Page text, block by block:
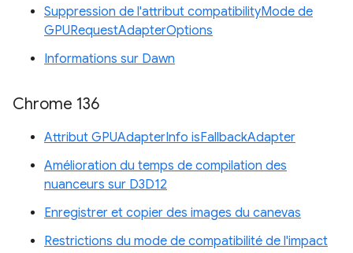
Suppression de l'attribut compatibilityMode de
GPURequestAdapterOptions
Informations sur Dawn
Chrome 136
Attribut GPUAdapterInfo isFallbackAdapter
Amélioration du temps de compilation des
nuanceurs sur D3D12
Enregistrer et copier des images du canevas
Restrictions du mode de compatibilité de l'impact